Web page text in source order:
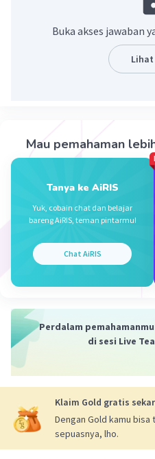
Semoga benar.
Beri Rating
Buka akses jawaban
Mau pemahaman
Tanya ke AiRIS
Yuk, cobain chat dan belajar
bareng AiRIS, teman pintarmu!
Chat AiRIS
Perdalam
di sesi Live
Klaim Gold gratis
Dengan Gold kamu bisa
sepuasnya, lho.